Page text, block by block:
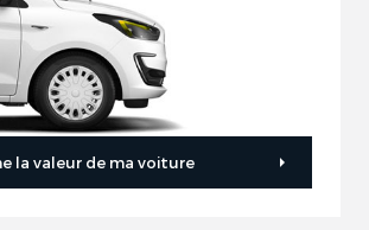
la valeur de ma voiture